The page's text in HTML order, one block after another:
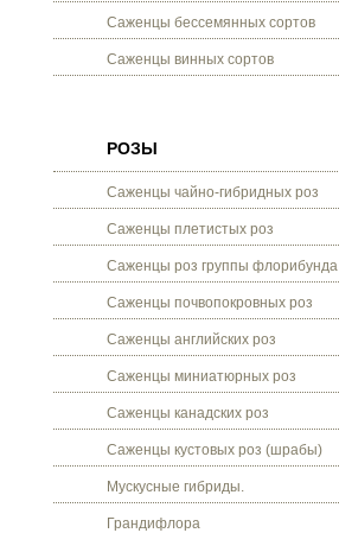
Саженцы бессемянных сортов
Саженцы винных сортов
РОЗЫ
Саженцы чайно-гибридных роз
Саженцы плетистых роз
Саженцы роз группы флорибунда
Саженцы почвопокровных роз
Саженцы английских роз
Саженцы миниатюрных роз
Саженцы канадских роз
Саженцы кустовых роз (шрабы)
Мускусные гибриды.
Грандифлора